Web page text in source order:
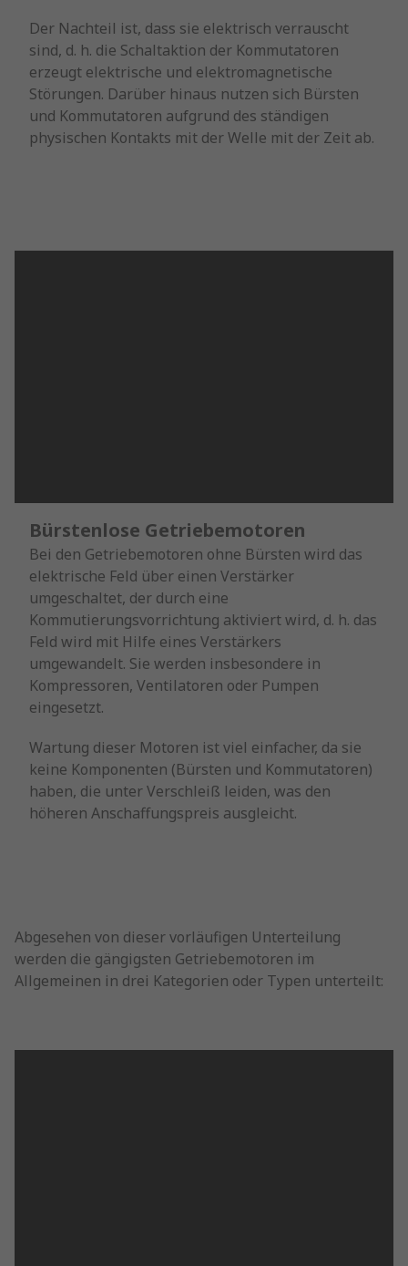
Der Nachteil ist, dass sie elektrisch verrauscht
sind, d. h. die Schaltaktion der Kommutatoren
erzeugt elektrische und elektromagnetische
Störungen. Darüber hinaus nutzen sich Bürsten
und Kommutatoren aufgrund des ständigen
physischen Kontakts mit der Welle mit der Zeit ab.
Bürstenlose Getriebemotoren
Bei den Getriebemotoren ohne Bürsten wird das
elektrische Feld über einen Verstärker
umgeschaltet, der durch eine
Kommutierungsvorrichtung aktiviert wird, d. h. das
Feld wird mit Hilfe eines Verstärkers
umgewandelt. Sie werden insbesondere in
Kompressoren, Ventilatoren oder Pumpen
eingesetzt.
Wartung dieser Motoren ist viel einfacher, da sie
keine Komponenten (Bürsten und Kommutatoren)
haben, die unter Verschleiß leiden, was den
höheren Anschaffungspreis ausgleicht.
Abgesehen von dieser vorläufigen Unterteilung
werden die gängigsten Getriebemotoren im
Allgemeinen in drei Kategorien oder Typen unterteilt: